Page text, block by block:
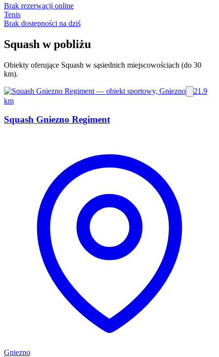
Brak rezerwacji online
Tenis
Brak dostępności na dziś
Squash w pobliżu
Obiekty oferujące Squash w sąsiednich miejscowościach (do 30
km).
21.9
km
Squash Gniezno Regiment
Gniezno